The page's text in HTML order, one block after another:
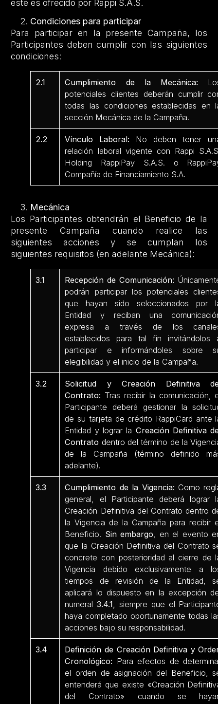
este es ofrecido por Rappi S.A.S.
Condiciones para participar
Para participar en la presente Campaña, los
Participantes deben cumplir con las siguientes
condiciones:
2.1 Cumplimiento de la Mecánica:
potenciales clientes deberán cumplir
todas las condiciones establecidas en
sección Mecánica de la Campaña.
2.2 Vínculo Laboral: No deben tener
relación laboral vigente con Rappi
Holding RappiPay S.A.S. o
Compañía de Financiamiento S.A.
Mecánica
Los Participantes obtendrán el Beneficio de la
presente Campaña cuando realice las
siguientes acciones y se cumplan los
siguientes requisitos (en adelante Mecánica):
3.1 Recepción de Comunicación:
podrán participar los potenciales
que hayan sido seleccionados por
Entidad y reciban una
expresa a través de los
establecidos para tal fin invitándolos
participar e informándoles sobre
elegibilidad y el inicio de la Campaña.
3.2
Solicitud y Creación Definitiva
Contrato: Tras recibir la comunicación,
Participante deberá gestionar la
de su tarjeta de crédito RappiCard ante
Entidad y lograr la Creación Definitiva
Contrato dentro del término de la
de la Campaña (término definido
adelante).
3.3 Cumplimiento de la Vigencia: Como
general, el Participante deberá lograr
Creación Definitiva del Contrato dentro
la Vigencia de la Campaña para recibir
Beneficio. Sin embargo, en el evento
que la Creación Definitiva del Contrato
concrete con posterioridad al cierre de
Vigencia debido exclusivamente a
tiempos de revisión de la Entidad,
aplicará lo dispuesto en la excepción
numeral3.4.1, siempre que el
haya completado oportunamente todas
acciones bajo su responsabilidad.
3.4
Definición de Creación Definitiva y
Cronológico: Para efectos de
el orden de asignación del Beneficio,
entenderá que existe «Creación
del Contrato» cuando se